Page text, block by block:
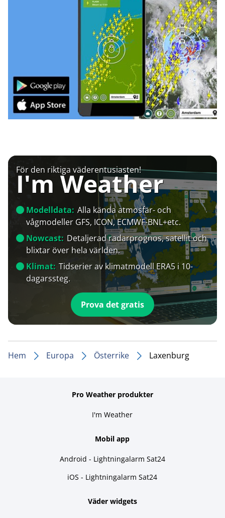
För den riktiga väderentusiasten!
I'm Weather
Modelldata: Alla kända atmosfär- och
vågmodeller GFS, ICON, ECMWF-BNL+etc.
Nowcast: Detaljerad radarprognos, satellit och
blixtar över hela världen.
Klimat: Tidserier av klimatmodell ERA5 i 10-
dagarssteg.
Prova det gratis
Hem Europa Österrike Laxenburg
Pro Weather produkter
I'm Weather
Mobil app
Android - Lightningalarm Sat24
iOS - Lightningalarm Sat24
Väder widgets